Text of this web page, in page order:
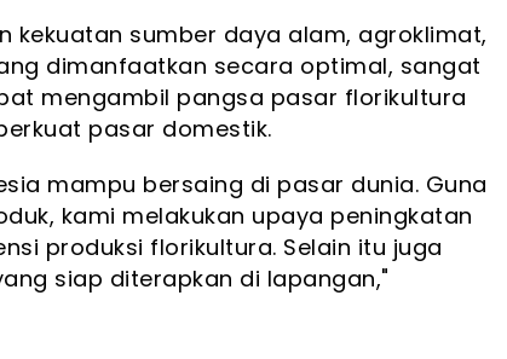
kekuatan sumber daya alam, agroklimat,
dimanfaatkan secara optimal, sangat
mengambil pangsa pasar florikultura
pasar domestik.
mampu bersaing di pasar dunia. Guna
kami melakukan upaya peningkatan
produksi florikultura. Selain itu juga
siap diterapkan di lapangan,"